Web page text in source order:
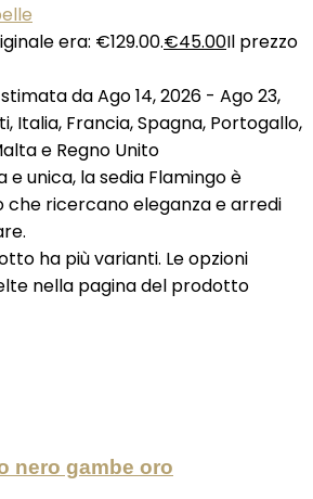
era: €129.00.€45.00Il prezzo
da Ago 14, 2026 - Ago 23,
Italia, Francia, Spagna, Portogallo,
e Regno Unito
e unica, la sedia Flamingo è
ricercano eleganza e arredi
ha più varianti. Le opzioni
nella pagina del prodotto
nero gambe oro